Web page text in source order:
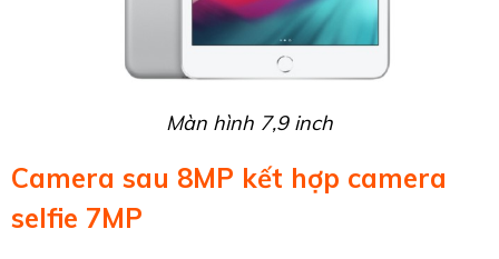
Màn hình 7,9 inch
Camera sau 8MP kết hợp camera
selfie 7MP